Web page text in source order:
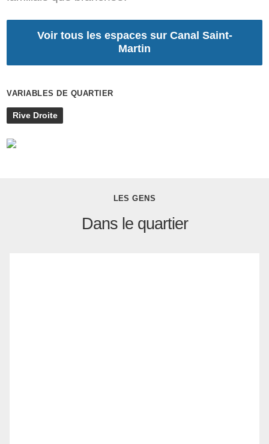
Voir tous les espaces sur Canal Saint-
Martin
VARIABLES DE QUARTIER
Rive Droite
LES GENS
Dans le quartier